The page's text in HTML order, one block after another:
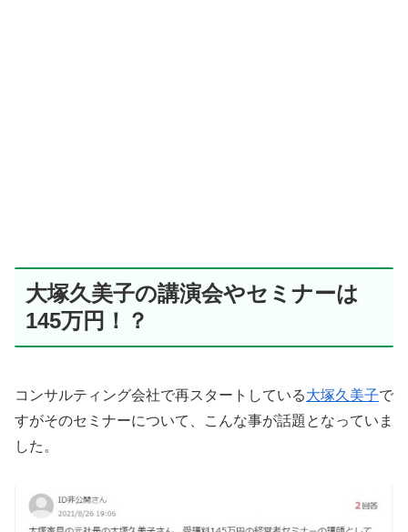
大塚久美子の講演会やセミナーは
145万円！？
コンサルティング会社で再スタートしている大塚久美子で
すがそのセミナーについて、こんな事が話題となっていま
した。